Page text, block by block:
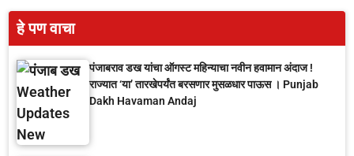
हे पण वाचा
पंजाबराव डख यांचा ऑगस्ट महिन्याचा नवीन हवामान अंदाज !
राज्यात ‘या’ तारखेपर्यंत बरसणार मुसळधार पाऊस । Punjab
Dakh Havaman Andaj